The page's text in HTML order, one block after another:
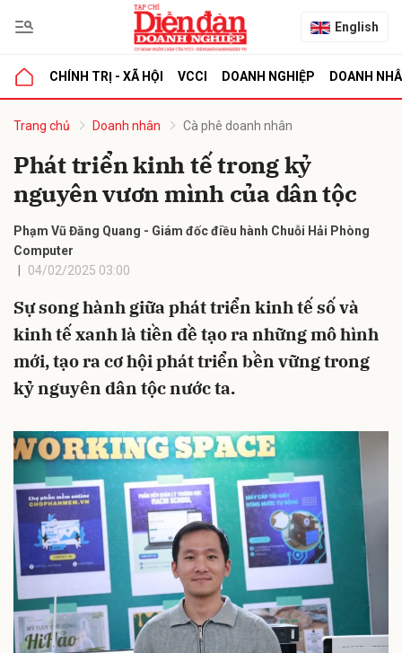
English
CHÍNH TRỊ - XÃ HỘI VCCI DOANH NGHIỆP DOANH
Trang chủ Doanh nhân Cà phê doanh nhân
Phát triển kinh tế trong kỷ
nguyên vươn mình của dân tộc
Phạm Vũ Đăng Quang - Giám đốc điều hành Chuỗi Hải Phòng
Computer
04/02/2025 03:00
Sự song hành giữa phát triển kinh tế số và
kinh tế xanh là tiền đề tạo ra những mô hình
mới, tạo ra cơ hội phát triển bền vững trong
kỷ nguyên dân tộc nước ta.
luận
Hủy